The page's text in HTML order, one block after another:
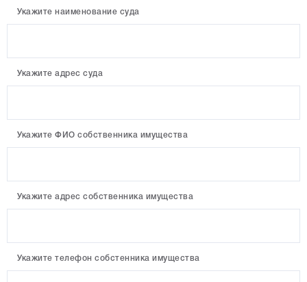
Укажите наименование суда
Укажите адрес суда
Укажите ФИО собственника имущества
Укажите адрес собственника имущества
Укажите телефон собстенника имущества